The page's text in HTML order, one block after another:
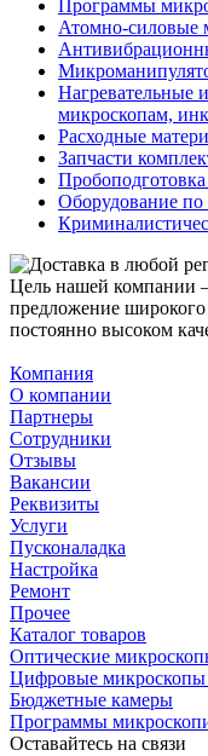
Программы
Атомно-силовые
Нагревательные
микроскопам,
Расходные
Запчасти
Оборудование по
Цель нашей компании
предложение широкого
постоянно высоком
Компания
О компании
Партнеры
Сотрудники
Отзывы
Вакансии
Реквизиты
Услуги
Пусконаладка
Настройка
Ремонт
Прочее
Каталог товаров
Оптические
Цифровые микроскопы
Бюджетные камеры
Программы
Оставайтесь на связи